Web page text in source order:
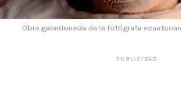
Obra galardonada de la fotógrafa
PUBLICIDAD